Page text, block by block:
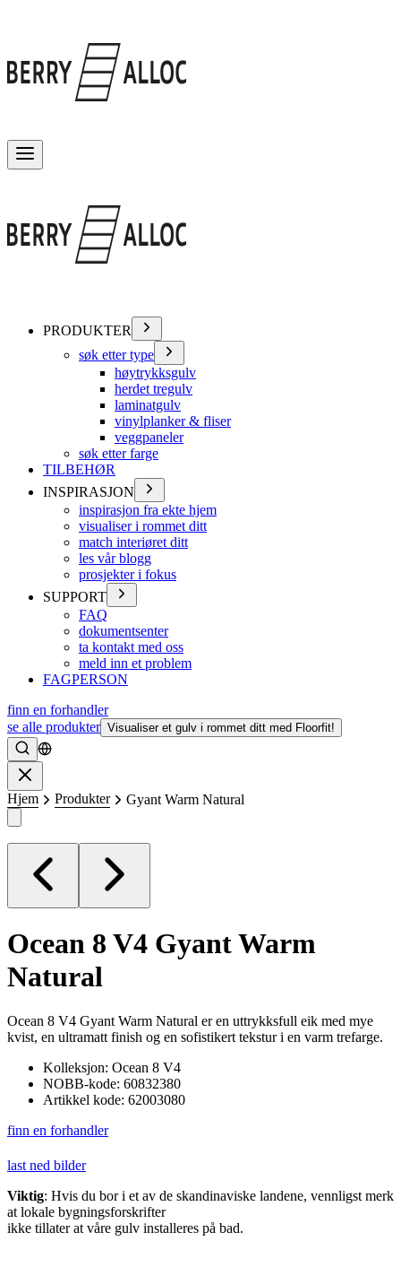
PRODUKTER
søk etter type
høytrykksgulv
herdet tregulv
laminatgulv
vinylplanker & fliser
veggpaneler
søk etter farge
TILBEHØR
INSPIRASJON
inspirasjon fra ekte hjem
visualiser i rommet ditt
match interiøret ditt
les vår blogg
prosjekter i fokus
SUPPORT
FAQ
dokumentsenter
ta kontakt med oss
meld inn et problem
FAGPERSON
finn en forhandler
se alle produkter Visualiser et gulv i rommet ditt med Floorfit!
Søke
Hjem Produkter Gyant Warm Natural
Ocean 8 V4 Gyant Warm
Natural
Ocean 8 V4 Gyant Warm Natural er en uttrykksfull eik med mye
kvist, en ultramatt finish og en sofistikert tekstur i en varm trefarge.
Kolleksjon: Ocean 8 V4
NOBB-kode: 60832380
Artikkel kode: 62003080
finn en forhandler
last ned bilder
Viktig: Hvis du bor i et av de skandinaviske landene, vennligst merk
at lokale bygningsforskrifter
ikke tillater at våre gulv installeres på bad.